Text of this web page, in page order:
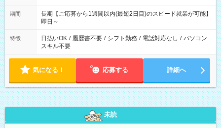
期間
長期【ご応募から1週間以内(最短2日目)のスピード就業が可能】
即日～
特徴 日払いOK / 履歴書不要 / シフト勤務 / 電話対応なし / パソコン
スキル不要
気になる！ 応募する 詳細へ
未読